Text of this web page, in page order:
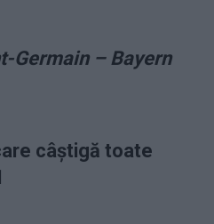
Germain – Bayern
câștigă toate